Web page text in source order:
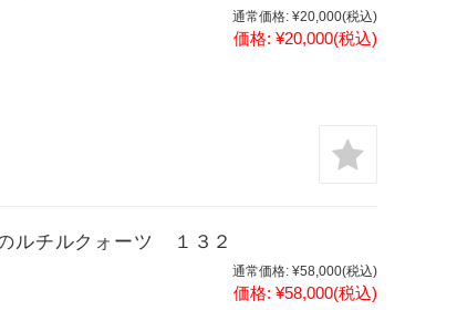
通常価格: ¥20,000(税込)
価格: ¥20,000(税込)
ルチルクォーツ １３２
通常価格: ¥58,000(税込)
価格: ¥58,000(税込)